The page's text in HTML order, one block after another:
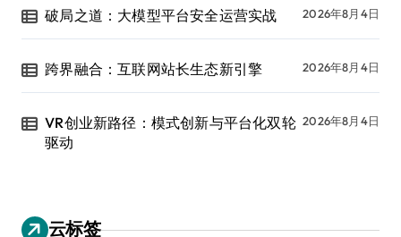
破局之道：大模型平台安全运营实战 2026年8月4日
跨界融合：互联网站长生态新引擎 2026年8月4日
VR创业新路径：模式创新与平台化双轮
驱动
2026年8月4日
云标签